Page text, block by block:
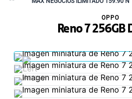
Reno 7 256GB
OPPO